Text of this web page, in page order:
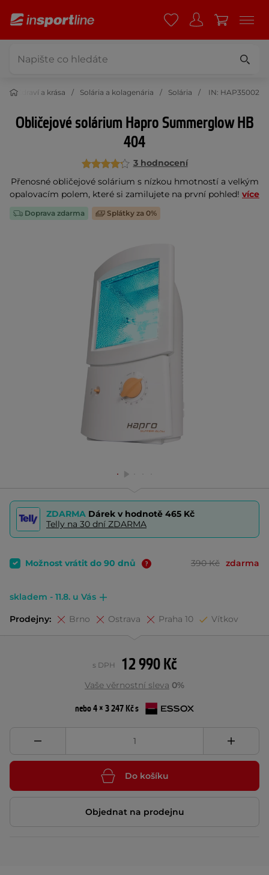
Zdraví a krása Solária a kolagenária Solária IN: HAP35002
Obličejové solárium Hapro Summerglow HB
404
3 hodnocení
Přenosné obličejové solárium s nízkou hmotností a velkým
opalovacím polem, které si zamilujete na první pohled! více
Doprava zdarma Splátky za 0%
ZDARMA Dárek v hodnotě 465 Kč
Telly na 30 dní ZDARMA
Možnost vrátit do 90 dnů 390 Kč zdarma
skladem - 11.8. u Vás
Prodejny: Brno Ostrava Praha 10 Vítkov
12 990 Kč
s DPH
Vaše věrnostní sleva 0%
nebo 4 × 3 247 Kč s
Do košíku
Objednat na prodejnu